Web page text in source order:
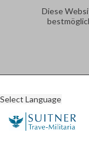
Diese
Select Language